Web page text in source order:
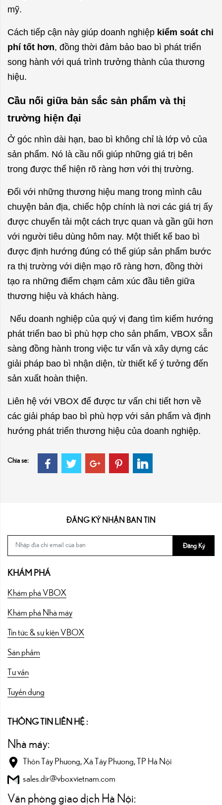
mỹ.
Cách tiếp cận này giúp doanh nghiệp kiểm soát chi
phí tốt hơn, đồng thời đảm bảo bao bì phát triển
song hành với quá trình trưởng thành của thương
hiệu.
Cầu nối giữa bản sắc sản phẩm và thị
trường hiện đại
Ở góc nhìn dài hạn, bao bì không chỉ là lớp vỏ của
sản phẩm. Nó là cầu nối giúp những giá trị bên
trong được thể hiện rõ ràng hơn với thị trường.
Đối với những thương hiệu mang trong mình câu
chuyện bản địa, chiếc hộp chính là nơi các giá trị ấy
được chuyển tải một cách trực quan và gần gũi hơn
với người tiêu dùng hôm nay. Một thiết kế bao bì
được định hướng đúng có thể giúp sản phẩm bước
ra thị trường với diện mạo rõ ràng hơn, đồng thời
tạo ra những điểm chạm cảm xúc đầu tiên giữa
thương hiệu và khách hàng.
Nếu doanh nghiệp của quý vị đang tìm kiếm hướng
phát triển bao bì phù hợp cho sản phẩm, VBOX sẵn
sàng đồng hành trong việc tư vấn và xây dựng các
giải pháp bao bì nhận diện, từ thiết kế ý tưởng đến
sản xuất hoàn thiện.
Liên hệ với VBOX để được tư vấn chi tiết hơn về
các giải pháp bao bì phù hợp với sản phẩm và định
hướng phát triển thương hiệu của doanh nghiệp.
Chia sẻ:
ĐĂNG KÝ NHẬN BẢN TIN
Đăng Ký
KHÁM PHÁ
Khám phá VBOX
Khám phá Nhà máy
Tin tức & sự kiện VBOX
Sản phẩm
Tư vấn
Tuyển dụng
THÔNG TIN LIÊN HỆ :
Nhà máy:
Thôn Tây Phương, Xã Tây Phương, TP Hà Nội
sales.dir@vboxvietnam.com
Văn phòng giao dịch Hà Nội: